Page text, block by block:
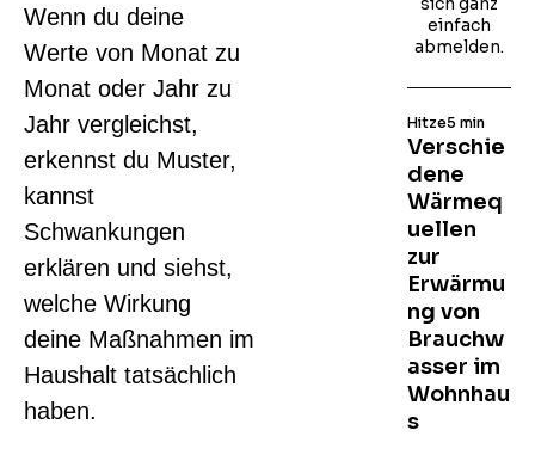
Wenn du deine
Werte von Monat zu
Monat oder Jahr zu
Jahr vergleichst,
erkennst du Muster,
kannst
Schwankungen
erklären und siehst,
welche Wirkung
deine Maßnahmen im
Haushalt tatsächlich
haben.
einfach
abmelden.
Verschie
dene
Wärmeq
uellen
zur
Erwärmu
ng von
Brauchw
asser im
Wohnhau
s
Hitze5 min